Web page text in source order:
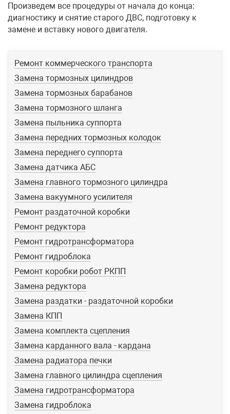
Ремонт коммерческого транспорта
Замена тормозных цилиндров
Замена тормозных барабанов
Замена тормозного шланга
Замена пыльника суппорта
Замена передних тормозных колодок
Замена переднего суппорта
Замена датчика АБС
Замена главного тормозного цилиндра
Замена вакуумного усилителя
Ремонт раздаточной коробки
Ремонт редуктора
Ремонт гидротрансформатора
Ремонт гидроблока
Ремонт коробки робот РКПП
Замена редуктора
Замена раздатки - раздаточной коробки
Замена КПП
Замена комплекта сцепления
Замена карданного вала - кардана
Замена радиатора печки
Замена главного цилиндра сцепления
Замена гидротрансформатора
Замена гидроблока
Произведем все процедуры от начала до конца:
диагностику и снятие старого ДВС, подготовку к
замене и вставку нового двигателя.